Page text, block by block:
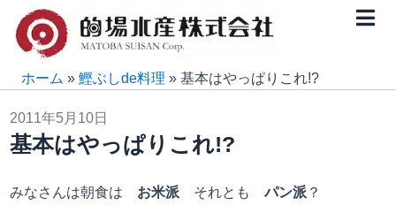
ッ
プ
ホーム » 鰹ぶしde料理 » 基本はやっぱりこれ!?
2011年5月10日
基本はやっぱりこれ!?
みなさんは朝食は お米派 それともパン派 ？